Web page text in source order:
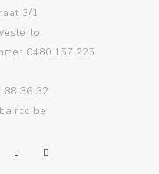
3/1
0480.157.225
88 36 32